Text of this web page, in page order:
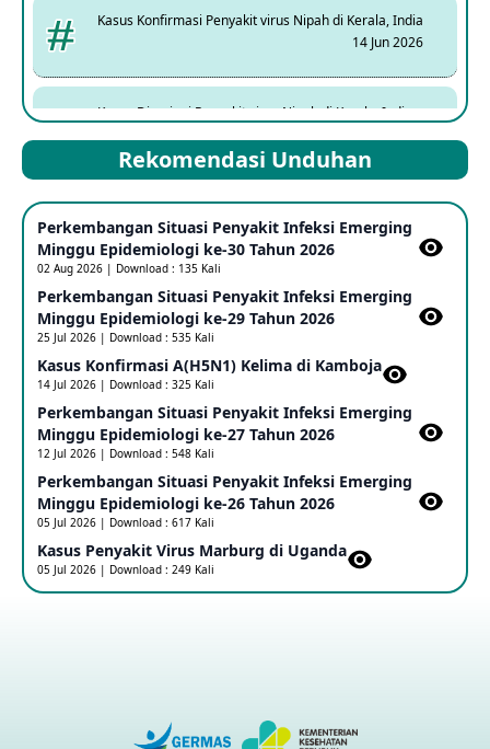
Kasus Konfirmasi Penyakit virus Nipah di Kerala, India
14 Jun 2026
Kasus Dicurigai Penyakit virus Nipah di Kerala, India
Mpox Clade 1b di Taiwan
25 May 2026
Update Informasi PHEIC Penyakit Ebola
23 May 2026
Penetapan Outbreak Penyakit Ebola di RD Kongo dan
Uganda Sebagai PHEIC
17 May 2026
Outbreak Penyakti Ebola di RD Kongo
16 May 2026
Kasus Konfirmasi A(H5NN6) di Cina
Rekomendasi Unduhan
Perkembangan Situasi Penyakit Infeksi Emerging
Minggu Epidemiologi ke-30 Tahun 2026
02 Aug 2026 | Download : 135 Kali
Perkembangan Situasi Penyakit Infeksi Emerging
Minggu Epidemiologi ke-29 Tahun 2026
25 Jul 2026 | Download : 535 Kali
Kasus Konfirmasi A(H5N1) Kelima di Kamboja​
14 Jul 2026 | Download : 325 Kali
Perkembangan Situasi Penyakit Infeksi Emerging
Minggu Epidemiologi ke-27 Tahun 2026
12 Jul 2026 | Download : 548 Kali
Perkembangan Situasi Penyakit Infeksi Emerging
Minggu Epidemiologi ke-26 Tahun 2026
05 Jul 2026 | Download : 617 Kali
Kasus Penyakit Virus Marburg di Uganda
05 Jul 2026 | Download : 249 Kali